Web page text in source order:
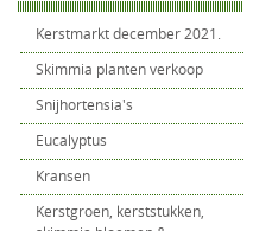
Kerstmarkt december 2021.
Skimmia planten verkoop
Snijhortensia's
Eucalyptus
Kransen
Kerstgroen, kerststukken,